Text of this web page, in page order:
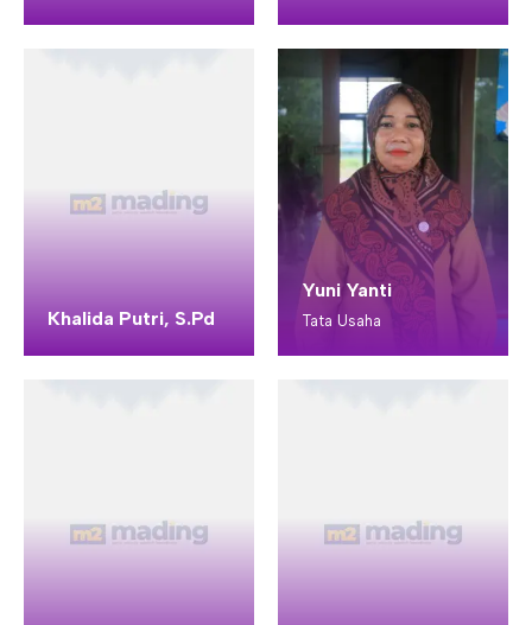
Khalida Putri, S.Pd
Yuni Yanti
Tata Usaha